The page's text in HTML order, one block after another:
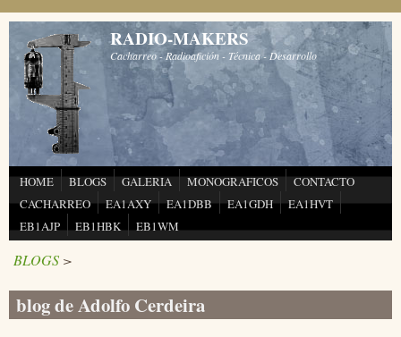
Pasar al contenido principal
RADIO-MAKERS
Cacharreo - Radioafición - Técnica - Desarrollo
HOME BLOGS GALERIA MONOGRAFICOS
CONTACTO
CACHARREO
EA1AXY EA1DBB EA1GDH
EA1HVT
EB1AJP
EB1HBK EB1WM
BLOGS >
blog de Adolfo Cerdeira